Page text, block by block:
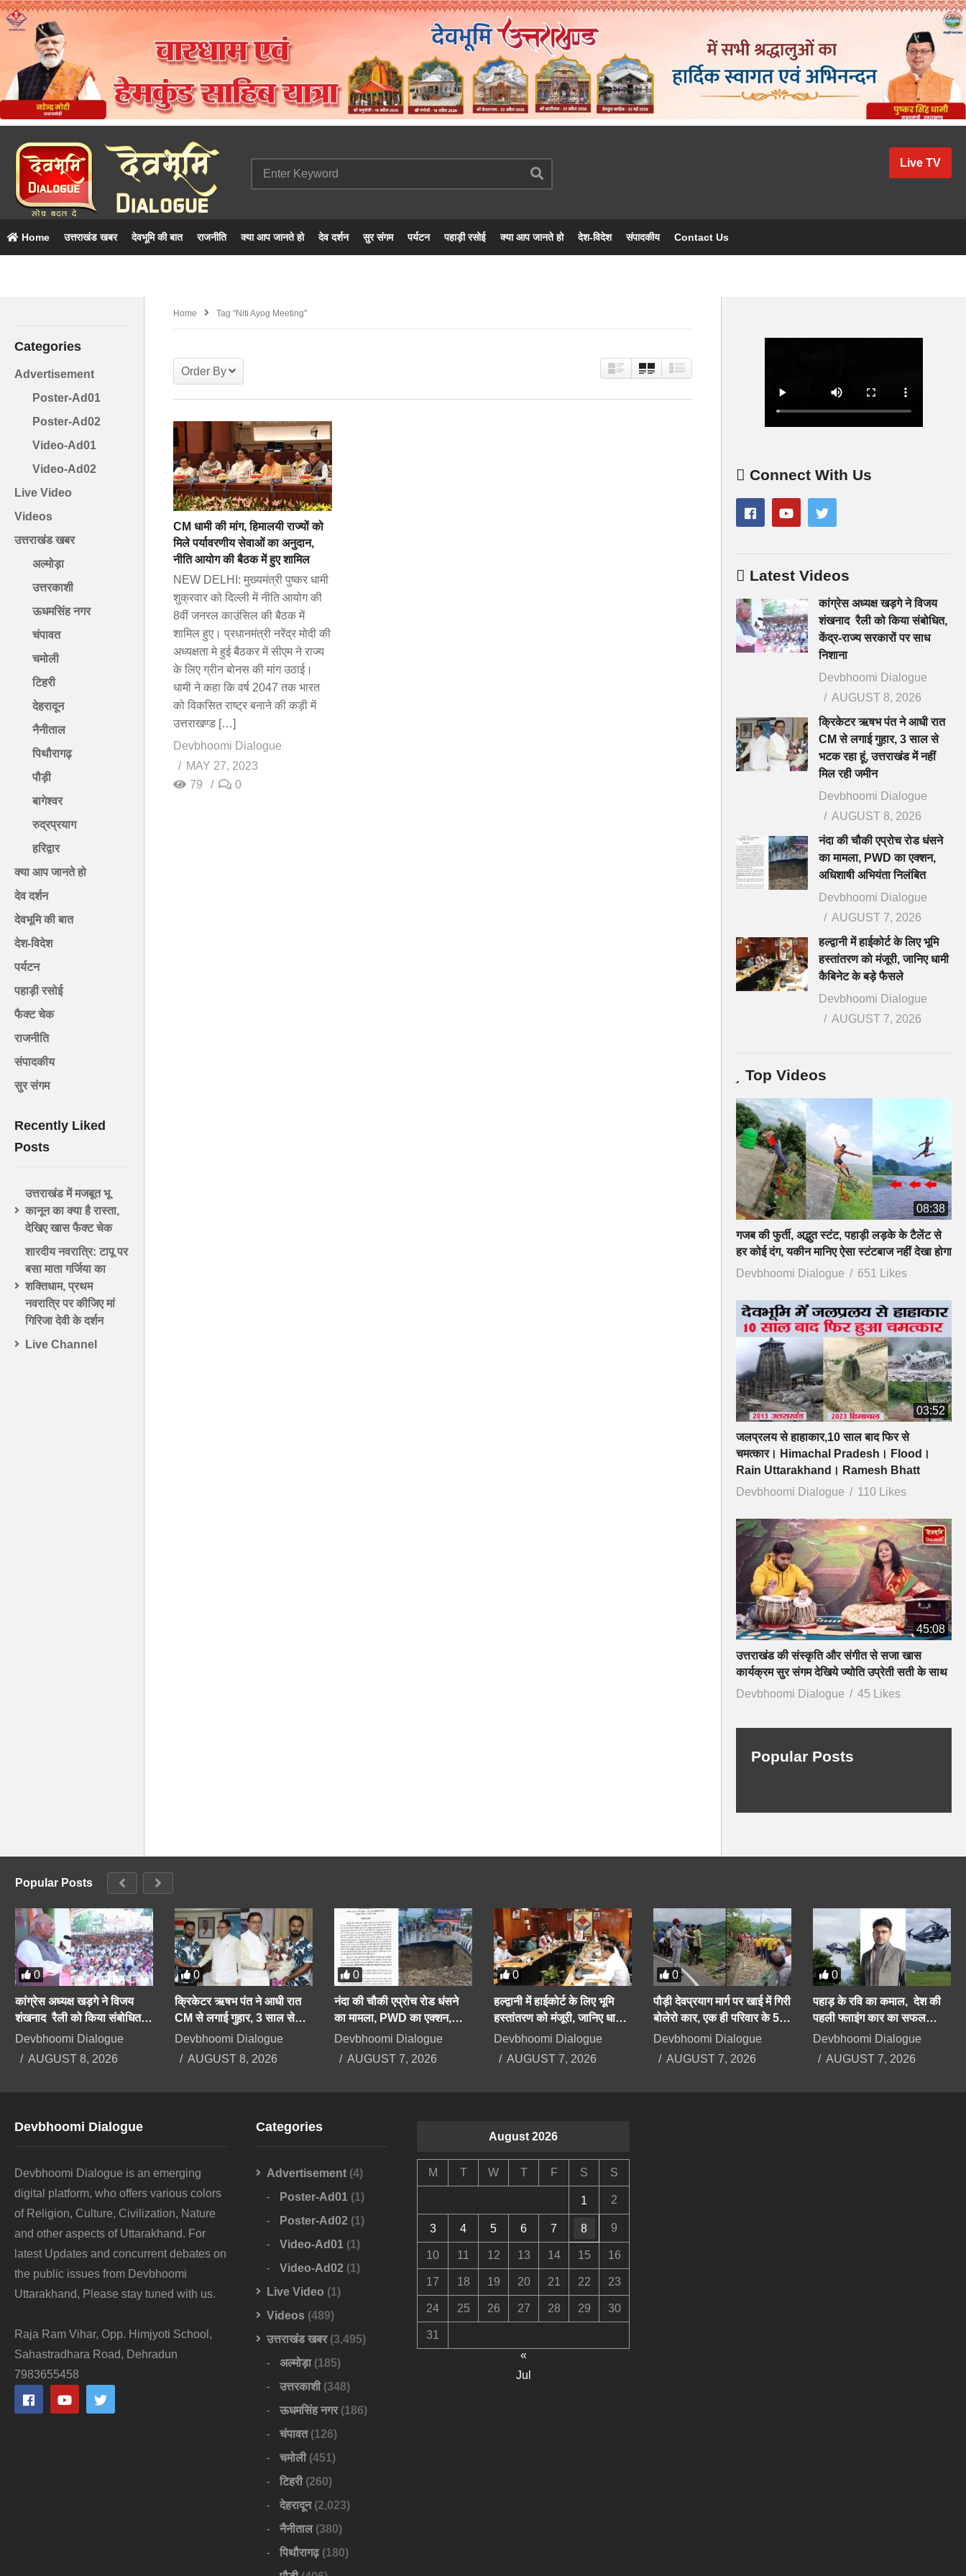
Live TV
Home उत्तराखंड खबर देवभूमि की बात राजनीति क्या आप जानते हो देव दर्शन सुर संगम पर्यटन पहाड़ी रसोई क्या आप जानते हो देश-विदेश संपादकीय Contact Us
Categories
Advertisement
Poster-Ad01
Poster-Ad02
Video-Ad01
Video-Ad02
Live Video
Videos
उत्तराखंड खबर
अल्मोड़ा
उत्तरकाशी
ऊधमसिंह नगर
चंपावत
चमोली
टिहरी
देहरादून
नैनीताल
पिथौरागढ़
पौड़ी
बागेश्वर
रुद्रप्रयाग
हरिद्वार
क्या आप जानते हो
देव दर्शन
देवभूमि की बात
देश-विदेश
पर्यटन
पहाड़ी रसोई
फैक्ट चेक
राजनीति
संपादकीय
सुर संगम
Recently Liked
Posts
उत्तराखंड में मजबूत भू
कानून का क्या है रास्ता,
देखिए खास फैक्ट चेक
शारदीय नवरात्रि: टापू पर
बसा माता गर्जिया का
शक्तिधाम, प्रथम
नवरात्रि पर कीजिए मां
गिरिजा देवी के दर्शन
Live Channel
Home Tag "niti Ayog Meeting"
Order By
CM धामी की मांग, हिमालयी राज्यों को
मिले पर्यावरणीय सेवाओं का अनुदान,
नीति आयोग की बैठक में हुए शामिल
NEW DELHI: मुख्यमंत्री पुष्कर धामी
शुक्रवार को दिल्ली में नीति आयोग की
8वीं जनरल काउंसिल की बैठक में
शामिल हुए। प्रधानमंत्री नरेंद्र मोदी की
अध्यक्षता मे हुई बैठकर में सीएम ने राज्य
के लिए ग्रीन बोनस की मांग उठाई।
धामी ने कहा कि वर्ष 2047 तक भारत
को विकसित राष्ट्र बनाने की कड़ी में
उत्तराखण्ड […]
Devbhoomi Dialogue
MAY 27, 2023
79
0
Connect With Us
Latest Videos
कांग्रेस अध्यक्ष खड़गे ने विजय
शंखनाद रैली को किया संबोधित,
केंद्र-राज्य सरकारों पर साध
निशाना
Devbhoomi Dialogue
AUGUST 8, 2026
क्रिकेटर ऋषभ पंत ने आधी रात
CM से लगाई गुहार, 3 साल से
भटक रहा हूं, उत्तराखंड में नहीं
मिल रही जमीन
Devbhoomi Dialogue
AUGUST 8, 2026
नंदा की चौकी एप्रोच रोड धंसने
का मामला, PWD का एक्शन,
अधिशाषी अभियंता निलंबित
Devbhoomi Dialogue
AUGUST 7, 2026
हल्द्वानी में हाईकोर्ट के लिए भूमि
हस्तांतरण को मंजूरी, जानिए धामी
कैबिनेट के बड़े फैसले
Devbhoomi Dialogue
AUGUST 7, 2026
Top Videos
08:38
गजब की फुर्ती, अद्भुत स्टंट, पहाड़ी लड़के के टैलेंट से
हर कोई दंग, यकीन मानिए ऐसा स्टंटबाज नहीं देखा होगा
Devbhoomi Dialogue
651 Likes
03:52
जलप्रलय से हाहाकार,10 साल बाद फिर से
चमत्कार। Himachal Pradesh। Flood।
Rain Uttarakhand। Ramesh Bhatt
Devbhoomi Dialogue
110 Likes
45:08
उत्तराखंड की संस्कृति और संगीत से सजा खास
कार्यक्रम सुर संगम देखिये ज्योति उप्रेती सती के साथ
Devbhoomi Dialogue
45 Likes
Popular Posts
Popular Posts
0
कांग्रेस अध्यक्ष खड़गे ने विजय
शंखनाद रैली को किया संबोधित,
केंद्र-राज्य सरकारों पर साध
Devbhoomi Dialogue
AUGUST 8, 2026
0
क्रिकेटर ऋषभ पंत ने आधी रात
CM से लगाई गुहार, 3 साल से
भटक रहा हूं, उत्तराखंड में नहीं मिल
Devbhoomi Dialogue
AUGUST 8, 2026
0
नंदा की चौकी एप्रोच रोड धंसने
का मामला, PWD का एक्शन,
अधिशाषी अभियंता निलंबित
Devbhoomi Dialogue
AUGUST 7, 2026
0
हल्द्वानी में हाईकोर्ट के लिए भूमि
हस्तांतरण को मंजूरी, जानिए धामी
कैबिनेट के बड़े फैसले
Devbhoomi Dialogue
AUGUST 7, 2026
0
पौड़ी देवप्रयाग मार्ग पर खाई में गिरी
बोलेरो कार, एक ही परिवार के 5
लोगों की दर्दनाक मौत
Devbhoomi Dialogue
AUGUST 7, 2026
0
पहाड़ के रवि का कमाल, देश की
पहली फ्लाइंग कार का सफल
परीक्षण करके दिया बड़ा संदेश
Devbhoomi Dialogue
AUGUST 7, 2026
Devbhoomi Dialogue
Devbhoomi Dialogue is an emerging
digital platform, who offers various colors
of Religion, Culture, Civilization, Nature
and other aspects of Uttarakhand. For
latest Updates and concurrent debates on
the public issues from Devbhoomi
Uttarakhand, Please stay tuned with us.
Raja Ram Vihar, Opp. Himjyoti School,
Sahastradhara Road, Dehradun
7983655458
Categories
Advertisement (4)
Poster-Ad01 (1)
Poster-Ad02 (1)
Video-Ad01 (1)
Video-Ad02 (1)
Live Video (1)
Videos (489)
उत्तराखंड खबर(3,495)
अल्मोड़ा(185)
उत्तरकाशी(348)
ऊधमसिंह नगर(186)
चंपावत(126)
चमोली(451)
टिहरी(260)
देहरादून(2,023)
नैनीताल(380)
पिथौरागढ़(180)
August 2026
M T W T F S S
1 2
3 4 5 6 7 8 9
10 11 12 13 14 15 16
17 18 19 20 21 22 23
24 25 26 27 28 29 30
31
«
Jul